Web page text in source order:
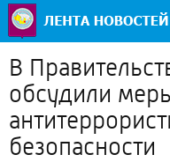
В
обсудили
безопасности